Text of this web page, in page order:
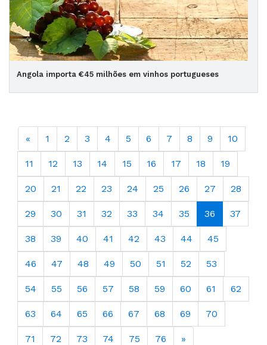
Angola importa €45 milhões em vinhos portugueses
« 1 2 3 4 5 6 7 8 9 10
11 12 13 14 15 16 17 18 19
20 21 22 23 24 25 26 27 28
29 30 31 32 33 34 35 36 37
38 39 40 41 42 43 44 45
46 47 48 49 50 51 52 53
54 55 56 57 58 59 60 61 62
63 64 65 66 67 68 69 70
71 72 73 74 75 76 »